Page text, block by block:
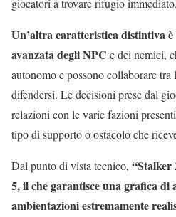
giocatori a trovare rifugio immediato.
Un’altra caratteristica distintiva
avanzata degli NPC e dei nemici,
autonomo e possono collaborare tra
difendersi. Le decisioni prese dal
relazioni con le varie fazioni
tipo di supporto o ostacolo che
Dal punto di vista tecnico, “Stalker
5, il che garantisce una grafica di
ambientazioni estremamente